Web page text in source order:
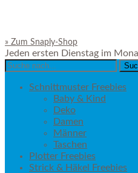
» Zum Snaply-Shop
Jeden ersten Dienstag im
Search
Schnittmuster Freebies
Baby & Kind
Deko
Damen
Männer
Taschen
Plotter Freebies
Strick & Häkel Freebies